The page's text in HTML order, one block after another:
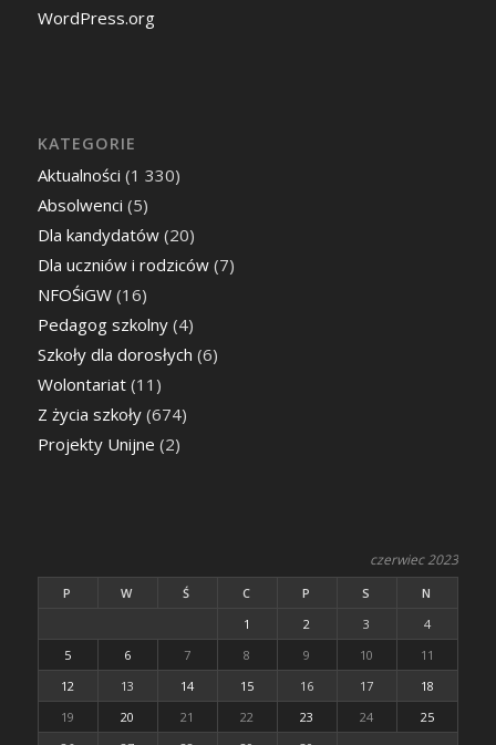
WordPress.org
KATEGORIE
Aktualności (1 330)
Absolwenci (5)
Dla kandydatów(20)
Dla uczniów i rodziców(7)
NFOŚiGW(16)
Pedagog szkolny(4)
Szkoły dla dorosłych (6)
Wolontariat(11)
Z życia szkoły(674)
Projekty Unijne (2)
czerwiec 2023
P W Ś C P S
N
1
2 3
4
5
6 7 8 9 10
11
12
13 14 15 16 17
18
19
20 21 22 23 24
25